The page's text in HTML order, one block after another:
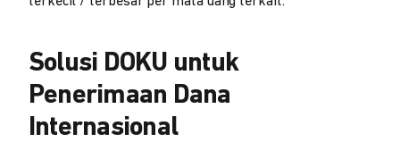
Solusi DOKU untuk
Penerimaan Dana
Internasional